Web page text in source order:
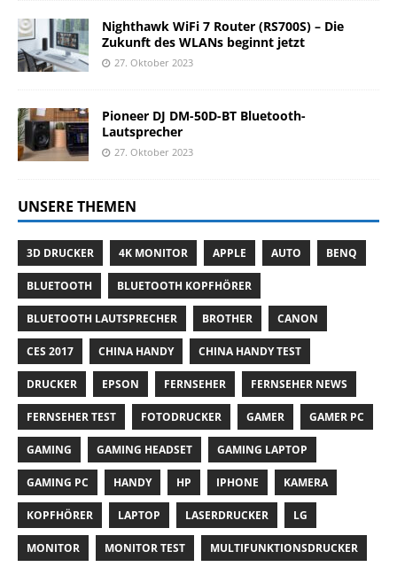
Nighthawk WiFi 7 Router (RS700S) – Die
Zukunft des WLANs beginnt jetzt
27. Oktober 2023
Pioneer DJ DM-50D-BT Bluetooth-
Lautsprecher
27. Oktober 2023
UNSERE THEMEN
3D DRUCKER 4K MONITOR APPLE AUTO BENQ
BLUETOOTH BLUETOOTH KOPFHÖRER
BLUETOOTH LAUTSPRECHER BROTHER CANON
CES 2017 CHINA HANDY CHINA HANDY TEST
DRUCKER EPSON FERNSEHER FERNSEHER NEWS
FERNSEHER TEST FOTODRUCKER GAMER GAMER PC
GAMING GAMING HEADSET GAMING LAPTOP
GAMING PC HANDY HP IPHONE KAMERA
KOPFHÖRER LAPTOP LASERDRUCKER LG
MONITOR MONITOR TEST MULTIFUNKTIONSDRUCKER